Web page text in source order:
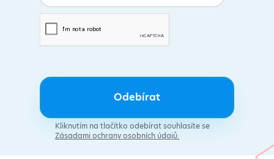
Kliknutím na tlačítko odebírat souhlasíte se
Zásadami ochrany osobních údajů.